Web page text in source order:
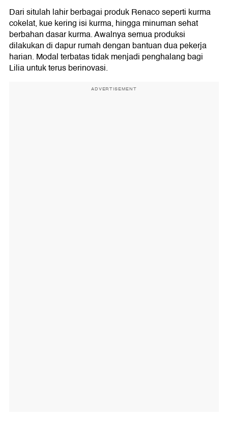
Dari situlah lahir berbagai produk Renaco seperti kurma
cokelat, kue kering isi kurma, hingga minuman sehat
berbahan dasar kurma. Awalnya semua produksi
dilakukan di dapur rumah dengan bantuan dua pekerja
harian. Modal terbatas tidak menjadi penghalang bagi
Lilia untuk terus berinovasi.
ADVERTISEMENT